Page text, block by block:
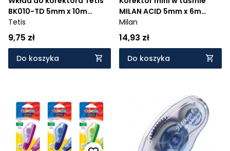
BK010-TD 5mm x 10m
(BW010-A)
Tetis
9,75 zł
Do koszyka
MILAN ACID 5mm x 6m
(1304912)
Milan
14,93 zł
Do koszyka